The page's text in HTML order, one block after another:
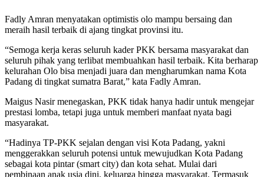
Fadly Amran menyatakan optimistis olo mampu bersaing dan
meraih hasil terbaik di ajang tingkat provinsi itu.
“Semoga kerja keras seluruh kader PKK bersama masyarakat dan
seluruh pihak yang terlibat membuahkan hasil terbaik. Kita berharap
kelurahan Olo bisa menjadi juara dan mengharumkan nama Kota
Padang di tingkat sumatra Barat,” kata Fadly Amran.
Maigus Nasir menegaskan, PKK tidak hanya hadir untuk mengejar
prestasi lomba, tetapi juga untuk memberi manfaat nyata bagi
masyarakat.
“Hadinya TP-PKK sejalan dengan visi Kota Padang, yakni
menggerakkan seluruh potensi untuk mewujudkan Kota Padang
sebagai kota pintar (smart city) dan kota sehat. Mulai dari
pembinaan anak usia dini, keluarga hingga masyarakat. Termasuk